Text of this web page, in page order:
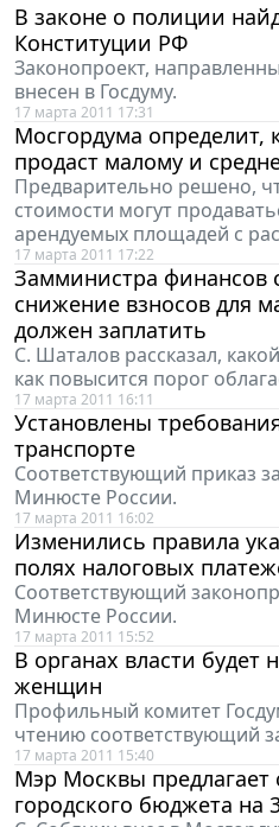
В законе о полиции
Конституции РФ
Законопроект,
внесен в Госдуму.
17 марта 2011 17:31
Мосгордума определит,
продаст малому и
Предварительно решено,
стоимости могут
арендуемых площадей с
17 марта 2011 17:22
Замминистра финансов
снижение взносов для
должен заплатить
С. Шаталов рассказал,
как повысится порог
17 марта 2011 16:11
Установлены
транспорте
Соответствующий приказ
Минюсте России.
17 марта 2011 16:02
Изменились правила
полях налоговых
Соответствующий
Минюсте России.
17 марта 2011 15:52
В органах власти будет
женщин
Профильный комитет
чтению соответствующий
17 марта 2011 15:40
Мэр Москвы предлагает
городского бюджета на